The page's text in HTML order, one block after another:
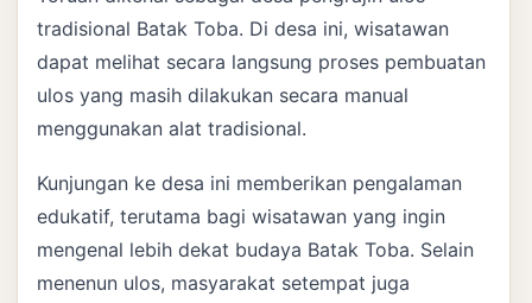
tradisional Batak Toba. Di desa ini, wisatawan
dapat melihat secara langsung proses pembuatan
ulos yang masih dilakukan secara manual
menggunakan alat tradisional.
Kunjungan ke desa ini memberikan pengalaman
edukatif, terutama bagi wisatawan yang ingin
mengenal lebih dekat budaya Batak Toba. Selain
menenun ulos, masyarakat setempat juga